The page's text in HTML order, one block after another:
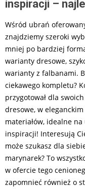
inspiracji –
Wśród ubrań
znajdziemy szeroki
mniej po bardziej
warianty dresowe,
warianty z falbanami.
ciekawego kompletu?
przygotował dla
dresowe, w
materiałów, idealne
inspiracji! Interesują
może szukasz dla
marynarek? To
w ofercie tego
zapomnieć również o